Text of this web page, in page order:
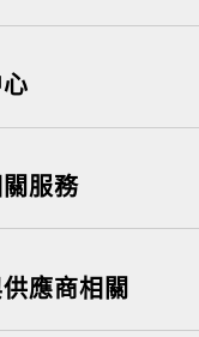
服務
應商相關